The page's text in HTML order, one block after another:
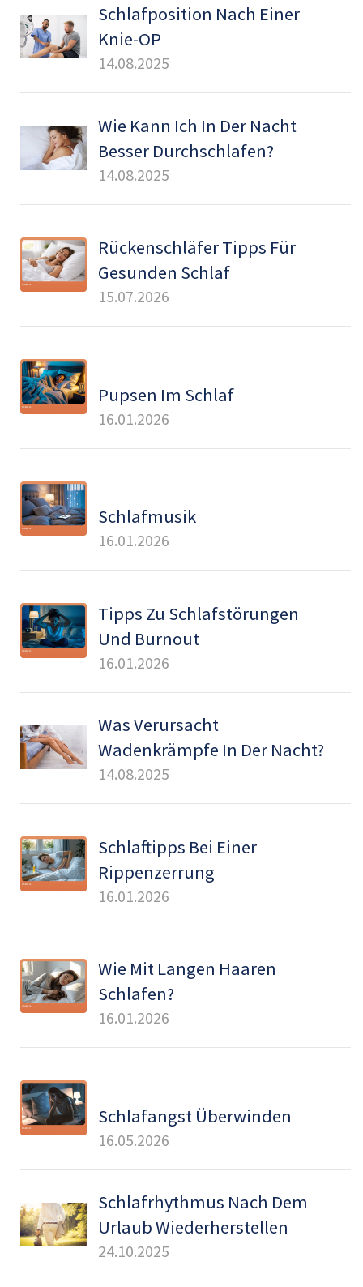
Schlafposition Nach Einer
Knie-OP
14.08.2025
Wie Kann Ich In Der Nacht
Besser Durchschlafen?
14.08.2025
Rückenschläfer Tipps Für
Gesunden Schlaf
15.07.2026
Pupsen Im Schlaf
16.01.2026
Schlafmusik
16.01.2026
Tipps Zu Schlafstörungen
Und Burnout
16.01.2026
Was Verursacht
Wadenkrämpfe In Der Nacht?
14.08.2025
Schlaftipps Bei Einer
Rippenzerrung
16.01.2026
Wie Mit Langen Haaren
Schlafen?
16.01.2026
Schlafangst Überwinden
16.05.2026
Schlafrhythmus Nach Dem
Urlaub Wiederherstellen
24.10.2025